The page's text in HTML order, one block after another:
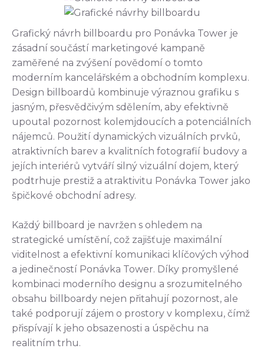
Grafický návrh billboardu pro Ponávka Tower je
zásadní součástí marketingové kampaně
zaměřené na zvýšení povědomí o tomto
moderním kancelářském a obchodním komplexu.
Design billboardů kombinuje výraznou grafiku s
jasným, přesvědčivým sdělením, aby efektivně
upoutal pozornost kolemjdoucích a potenciálních
nájemců. Použití dynamických vizuálních prvků,
atraktivních barev a kvalitních fotografií budovy a
jejích interiérů vytváří silný vizuální dojem, který
podtrhuje prestiž a atraktivitu Ponávka Tower jako
špičkové obchodní adresy.
Každý billboard je navržen s ohledem na
strategické umístění, což zajišťuje maximální
viditelnost a efektivní komunikaci klíčových výhod
a jedinečností Ponávka Tower. Díky promyšlené
kombinaci moderního designu a srozumitelného
obsahu billboardy nejen přitahují pozornost, ale
také podporují zájem o prostory v komplexu, čímž
přispívají k jeho obsazenosti a úspěchu na
realitním trhu.